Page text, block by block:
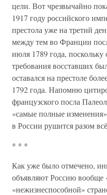
цели. Вот чрезвычайно
1917 году российского
престола уже на третий
между тем во Франции
июля 1789 года,
требования восставших
оставался на престоле
1792 года. Напомню
французского посла
«самые полные
в России рушится разом
* * *
Как уже было отмечено,
объявляют Россию вообще
«нежизнеспособной»